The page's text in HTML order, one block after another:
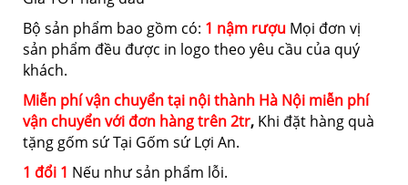
Bộ sản phẩm bao gồm có: 1 nậm rượu Mọi đơn vị
sản phẩm đều được in logo theo yêu cầu của quý
khách.
Miễn phí vận chuyển tại nội thành Hà Nội miễn phí
vận chuyển với đơn hàng trên 2tr, Khi đặt hàng quà
tặng gốm sứ Tại Gốm sứ Lợi An.
1 đổi 1 Nếu như sản phẩm lỗi.